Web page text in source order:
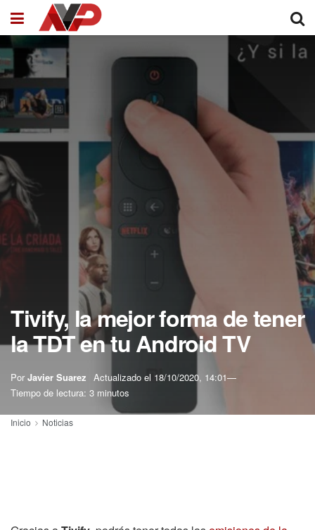
Tivify, la mejor forma de tener
la TDT en tu Android TV
Por Javier Suarez Actualizado el 18/10/2020, 14:01
Tiempo de lectura: 3 minutos
Inicio Noticias